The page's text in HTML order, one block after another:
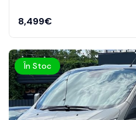
8,499€
În Stoc